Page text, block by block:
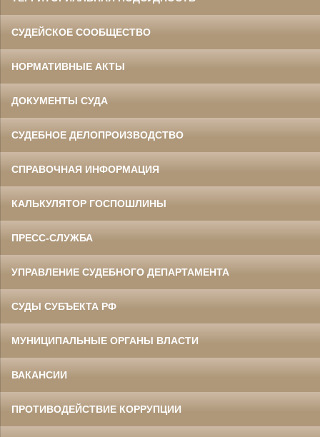
СУДЕЙСКОЕ СООБЩЕСТВО
НОРМАТИВНЫЕ АКТЫ
ДОКУМЕНТЫ СУДА
СУДЕБНОЕ ДЕЛОПРОИЗВОДСТВО
СПРАВОЧНАЯ ИНФОРМАЦИЯ
КАЛЬКУЛЯТОР ГОСПОШЛИНЫ
ПРЕСС-СЛУЖБА
УПРАВЛЕНИЕ СУДЕБНОГО ДЕПАРТАМЕНТА
СУДЫ СУБЪЕКТА РФ
МУНИЦИПАЛЬНЫЕ ОРГАНЫ ВЛАСТИ
ВАКАНСИИ
ПРОТИВОДЕЙСТВИЕ КОРРУПЦИИ